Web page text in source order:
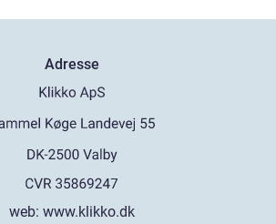
Adresse
web: www.klikko.dk